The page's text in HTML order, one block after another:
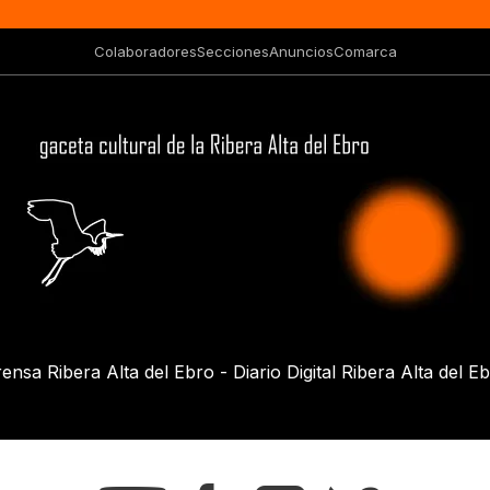
ColaboradoresSeccionesAnunciosComarca
Ribera Alta del Ebro - Diario Digital Ribera Alta del